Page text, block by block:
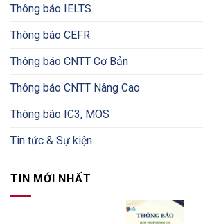
Thông báo IELTS
Thông báo CEFR
Thông báo CNTT Cơ Bản
Thông báo CNTT Nâng Cao
Thông báo IC3, MOS
Tin tức & Sự kiện
TIN MỚI NHẤT